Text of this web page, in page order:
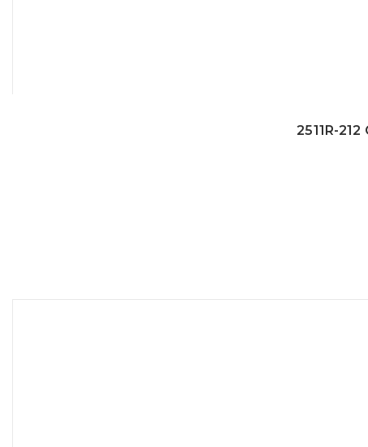
2511R-